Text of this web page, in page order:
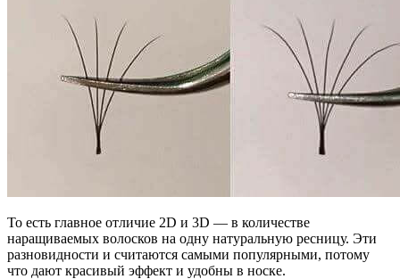
То есть главное отличие 2D и 3D — в количестве
наращиваемых волосков на одну натуральную ресницу. Эти
разновидности и считаются самыми популярными, потому
что дают красивый эффект и удобны в носке.